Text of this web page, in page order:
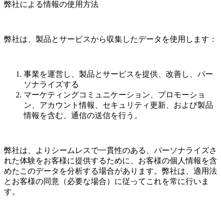
弊社による情報の使用方法
弊社は、製品とサービスから収集したデータを使用します：
事業を運営し、製品とサービスを提供、改善し、パー
ソナライズする
マーケティングコミュニケーション、プロモーショ
ン、アカウント情報、セキュリティ更新、および製品
情報を含む、通信の送信を行う。
弊社は、よりシームレスで一貫性のある、パーソナライズさ
れた体験をお客様に提供するために、お客様の個人情報を含
めたこのデータを分析する場合があります。弊社は、適用法
とお客様の同意（必要な場合）に従ってこれを常に行いま
す。